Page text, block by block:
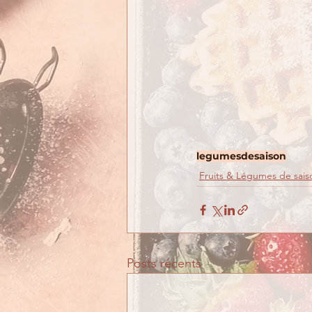
legumesdesaison
Fruits & Légumes de
Posts récents